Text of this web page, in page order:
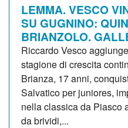
LEMMA. VESCO
SU GUGNINO:
BRIANZOLO.
Riccardo Vesco
stagione di crescita
Brianza, 17 anni,
Salvatico per juniores,
nella classica da Piasco
da brividi,...